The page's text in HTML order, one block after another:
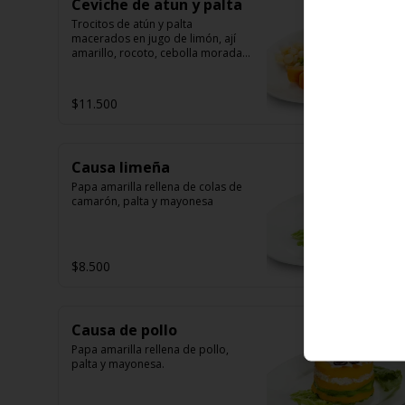
Ceviche de atun y palta
Trocitos de atún y palta
macerados en jugo de limón, ají
amarillo, rocoto, cebolla morada.
$11.500
Causa limeña
Papa amarilla rellena de colas de
camarón, palta y mayonesa
$8.500
Causa de pollo
Papa amarilla rellena de pollo,
palta y mayonesa.